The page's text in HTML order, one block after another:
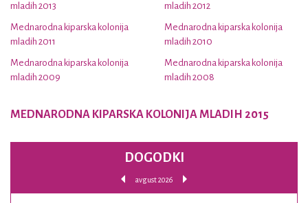
mladih 2013
mladih 2012
Mednarodna kiparska kolonija
mladih 2011
Mednarodna kiparska kolonija
mladih 2010
Mednarodna kiparska kolonija
mladih 2009
Mednarodna kiparska kolonija
mladih 2008
MEDNARODNA KIPARSKA KOLONIJA MLADIH 2015
DOGODKI
avgust 2026